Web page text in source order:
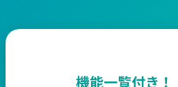
機能一覧付き！